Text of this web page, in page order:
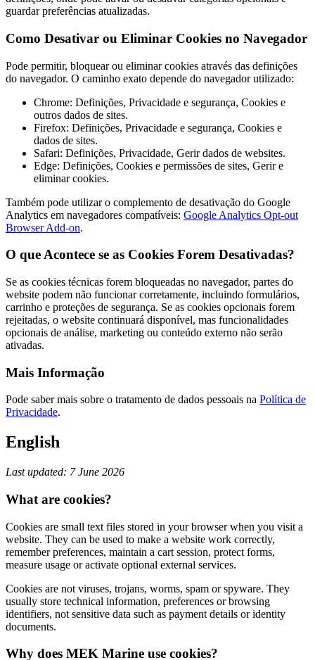
guardar preferências atualizadas.
Como Desativar ou Eliminar Cookies no Navegador
Pode permitir, bloquear ou eliminar cookies através das definições
do navegador. O caminho exato depende do navegador utilizado:
Chrome: Definições, Privacidade e segurança, Cookies e
outros dados de sites.
Firefox: Definições, Privacidade e segurança, Cookies e
dados de sites.
Safari: Definições, Privacidade, Gerir dados de websites.
Edge: Definições, Cookies e permissões de sites, Gerir e
eliminar cookies.
Também pode utilizar o complemento de desativação do Google
Analytics em navegadores compatíveis: Google Analytics Opt-out
Browser Add-on.
O que Acontece se as Cookies Forem Desativadas?
Se as cookies técnicas forem bloqueadas no navegador, partes do
website podem não funcionar corretamente, incluindo formulários,
carrinho e proteções de segurança. Se as cookies opcionais forem
rejeitadas, o website continuará disponível, mas funcionalidades
opcionais de análise, marketing ou conteúdo externo não serão
ativadas.
Mais Informação
Pode saber mais sobre o tratamento de dados pessoais na Política de
Privacidade.
English
Last updated: 7 June 2026
What are cookies?
Cookies are small text files stored in your browser when you visit a
website. They can be used to make a website work correctly,
remember preferences, maintain a cart session, protect forms,
measure usage or activate optional external services.
Cookies are not viruses, trojans, worms, spam or spyware. They
usually store technical information, preferences or browsing
identifiers, not sensitive data such as payment details or identity
documents.
Why does MEK Marine use cookies?